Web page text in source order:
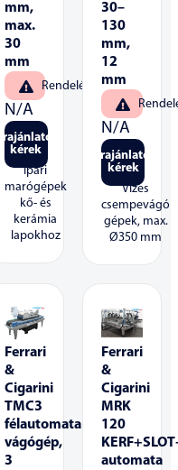
mm,
max.
30
mm
Rendelésre
N/A
Árajánlatot
kérek
Ipari
marógépek
kő- és
kerámia
lapokhoz
30–
130
mm,
12
mm
N/A
Árajánlatot
kérek
Vizes
csempevágó
gépek, max.
Ø350 mm
Ferrari
&
Cigarini
TMC3
félautomata
vágógép,
3
Ferrari
&
Cigarini
MRK
120
automata